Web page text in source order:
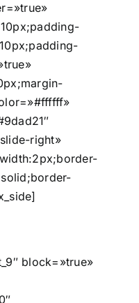
right»
block=»true»